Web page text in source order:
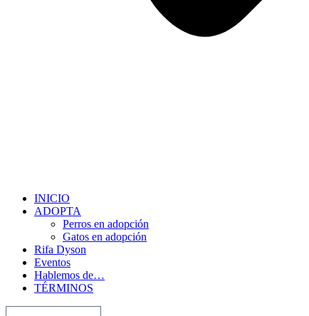
INICIO
ADOPTA
Perros en adopción
Gatos en adopción
Rifa Dyson
Eventos
Hablemos de…
TÉRMINOS